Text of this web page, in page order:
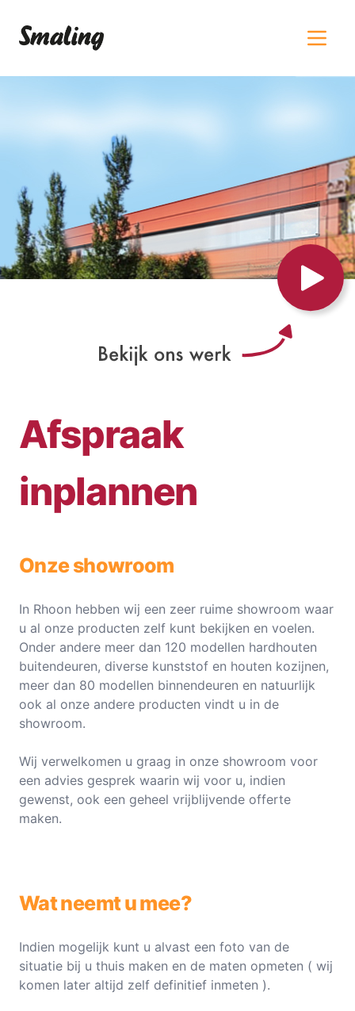
Afspraak
inplannen
Onze showroom
In Rhoon hebben wij een zeer ruime showroom waar
u al onze producten zelf kunt bekijken en voelen.
Onder andere meer dan 120 modellen hardhouten
buitendeuren, diverse kunststof en houten kozijnen,
meer dan 80 modellen binnendeuren en natuurlijk
ook al onze andere producten vindt u in de
showroom.
Wij verwelkomen u graag in onze showroom voor
een advies gesprek waarin wij voor u, indien
gewenst, ook een geheel vrijblijvende offerte
maken.
Wat neemt u mee?
Indien mogelijk kunt u alvast een foto van de
situatie bij u thuis maken en de maten opmeten ( wij
komen later altijd zelf definitief inmeten ).